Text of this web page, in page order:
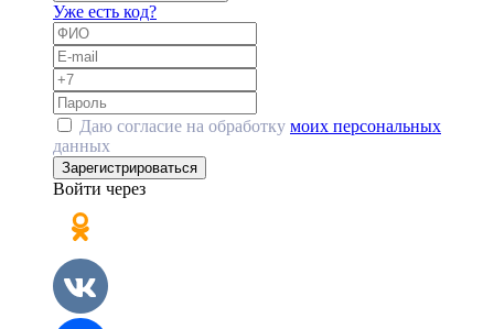
Уже есть код?
Даю согласие на обработку моих персональных
данных
Зарегистрироваться
Войти через